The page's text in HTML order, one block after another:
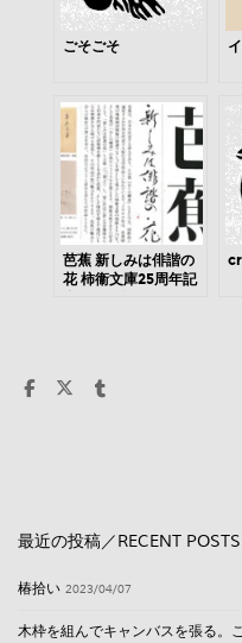
ごそごそ
芭蕉 新しみは俳諧の
花 柿衞文庫25周年記
最近の投稿／RECENT POSTS
椿拾い 2023/04/07
木枠を組んでキャンバスを張る。